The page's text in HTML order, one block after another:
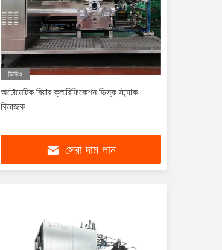
ভিডিও
অটোমেটিক বিয়ার ক্লারিফিকেশন ডিস্ক স্ট্যাক
বিভাজক
সেরা দাম পান